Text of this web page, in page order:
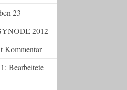
23
2012
Kommentar
Bearbeitete